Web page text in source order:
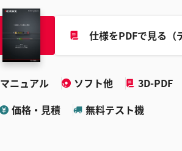
仕様をPDFで見る（
マニュアル ソフト他
3D-PDF
価格・見積 無料テスト機